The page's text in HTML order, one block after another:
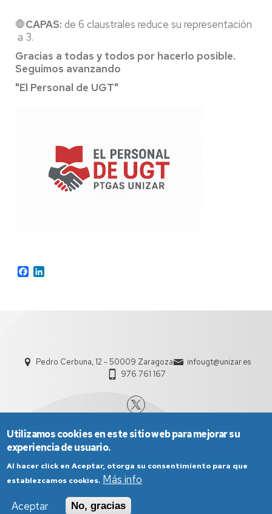
🛑CAPAS: de 6 claustrales reduce su representación
a 3.
Gracias a todas y todos por hacerlo posible.
Seguimos avanzando
"El Personal de UGT"
Facebook
Pedro Cerbuna, 12 - 50009 Zaragoza
infougt@unizar.es
976 761 167
Aviso Legal
Condiciones generales de uso
Política de Privacidad
Utilizamos cookies en este sitio web para mejorar su
experiencia de usuario.
Al hacer click en Aceptar, otorga su consentimiento para que
establezcamos cookies. Más info
Aceptar
No, gracias